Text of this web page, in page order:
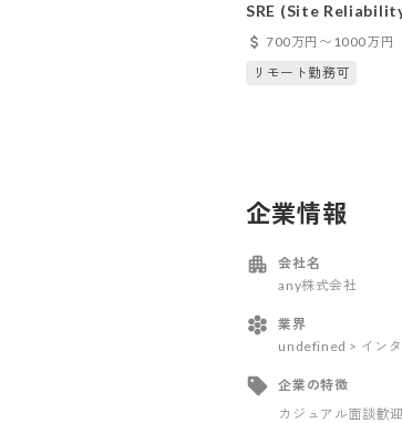
SRE (Site
Engineering)
700万円〜1000万円
リモート勤務可
企業情報
会社名
any株式会社
業界
undefined > イン
企業の特徴
カジュアル面談歓迎